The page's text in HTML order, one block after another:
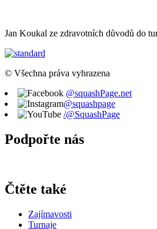
Jan Koukal ze zdravotních důvodů do
© Všechna práva vyhrazena
@squashPage.net
@squashpage
/@SquashPage
Podpořte nás
Čtěte také
Zajímavosti
Turnaje